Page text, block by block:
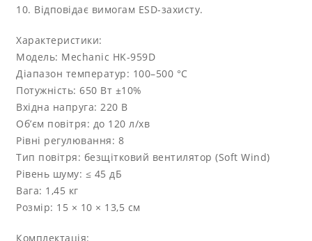
10. Відповідає вимогам ESD-захисту.
Характеристики:
Модель: Mechanic HK-959D
Діапазон температур: 100–500 °C
Потужність: 650 Вт ±10%
Вхідна напруга: 220 В
Об’єм повітря: до 120 л/хв
Рівні регулювання: 8
Тип повітря: безщітковий вентилятор (Soft Wind)
Рівень шуму: ≤ 45 дБ
Вага: 1,45 кг
Розмір: 15 × 10 × 13,5 см
Комплектація: